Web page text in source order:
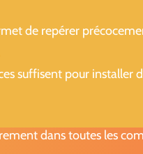
de repérer
suffisent pour installer
dans toutes les